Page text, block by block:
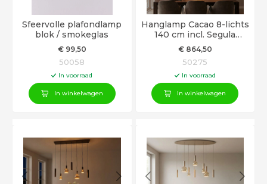
Sfeervolle plafondlamp
blok / smokeglas
€99,50
50058
In voorraad
In winkelwagen
Hanglamp Cacao 8-lichts
140 cm incl. Segula
Floating LED en excl.
GU10 spots
€864,50
50275
In voorraad
In winkelwagen